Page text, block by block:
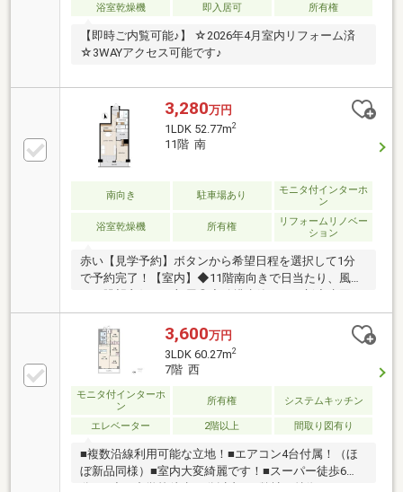
浴室乾燥機
即入居可 所有権
【即時ご内覧可能♪】 ☆2026年4月室内リフォーム済
☆3WAYアクセス可能です♪
3,280万円
1LDK 52.77m2
11階 南
南向き 駐車場あり
モニタ付インターホ
ン
浴室乾燥機 所有権
リフォームリノベー
ション
赤い【見学予約】ボタンから希望日程を選択して1分
で予約完了！【室内】◆11階南向きで日当たり、風通
設備もデザインだけでなく使い勝手まで考え設置♪◆
家具・エアコン付きで初期費用も最低限でOK◎【物
件】◆天王寺駅まで徒歩5分のアクセス良好な立地
【周辺環境】◆【スーパー】 イトーヨーカドー 徒
◆【コンビニ】ファミリーマート 徒歩3分【当社に
ついて】不動産売買とリノベーションが得意な会社で
す！インスタでは施工例や住まい探しに役立つ情報を
発信中♪
3,600万円
3LDK 60.27m2
7階 西
モニタ付インターホ
ン
所有権 システムキッチン
エレベーター 2階以上 間取り図有り
■複数沿線利用可能な立地！■エアコン4台付属！（ほ
ぼ新品同様）■室内大変綺麗です！■スーパー徒歩6